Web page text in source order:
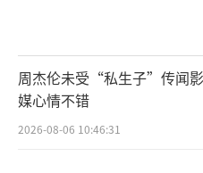
周杰伦未受“私生子”传闻
媒心情不错
2026-08-06 10:46:31